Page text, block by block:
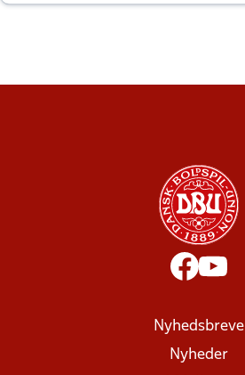
altid til efter kampe?
Nyhedsbreve
Nyheder